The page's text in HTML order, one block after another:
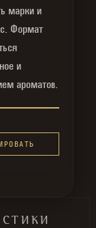
марки и
Формат
и
ароматов.